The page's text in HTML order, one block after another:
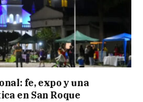
fe, expo y una
en San Roque